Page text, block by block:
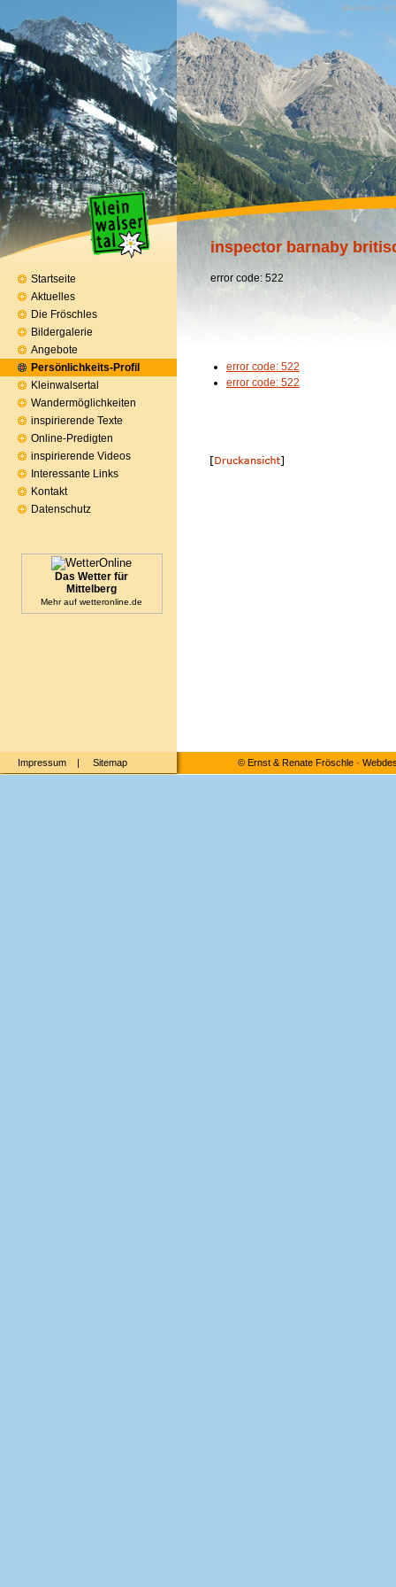
Wandern,
inspector barnaby
error code: 522
error code: 522
error code: 522
Startseite
Aktuelles
Die Fröschles
Bildergalerie
Angebote
Persönlichkeits-Profil
Kleinwalsertal
Wandermöglichkeiten
inspirierende Texte
Online-Predigten
inspirierende Videos
Interessante Links
Kontakt
Datenschutz
Das Wetter für
Mittelberg
Mehr auf wetteronline.de
Impressum | Sitemap © Ernst & Renate Fröschle·